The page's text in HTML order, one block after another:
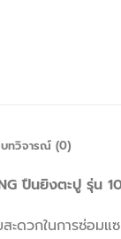
บทวิจารณ์ (0)
ปืนยิงตะปู รุ่น
ะดวกในการซ่อมแ